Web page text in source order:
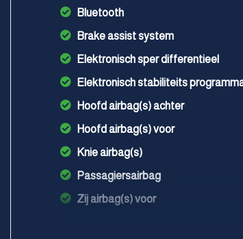
Bluetooth
Brake assist system
Elektronisch sper differentieel
Elektronisch stabiliteits
Hoofd airbag(s) achter
Hoofd airbag(s) voor
Knie airbag(s)
Passagiersairbag
Zij airbag(s) voor